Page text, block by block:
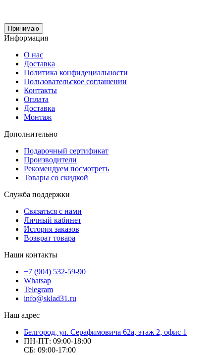
Принимаю
Информация
О нас
Доставка
Политика конфидециальности
Пользовательское соглашении
Контакты
Оплата
Доставка
Монтаж
Дополнительно
Подарочный сертификат
Производители
Рекомендуем посмотреть
Товары со скидкой
Служба поддержки
Связаться с нами
Личный кабинет
История заказов
Возврат товара
Наши контакты
+7 (904) 532-59-90
Whatsap
Telegram
info@sklad31.ru
Наш адрес
Белгород, ул. Серафимовича 62а, этаж 2, офис 1
ПН-ПТ: 09:00-18:00
СБ: 09:00-17:00